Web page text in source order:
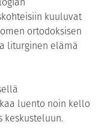
kuuluvat
ortodoksisen
liturginen elämä
luento noin kello
keskusteluun.